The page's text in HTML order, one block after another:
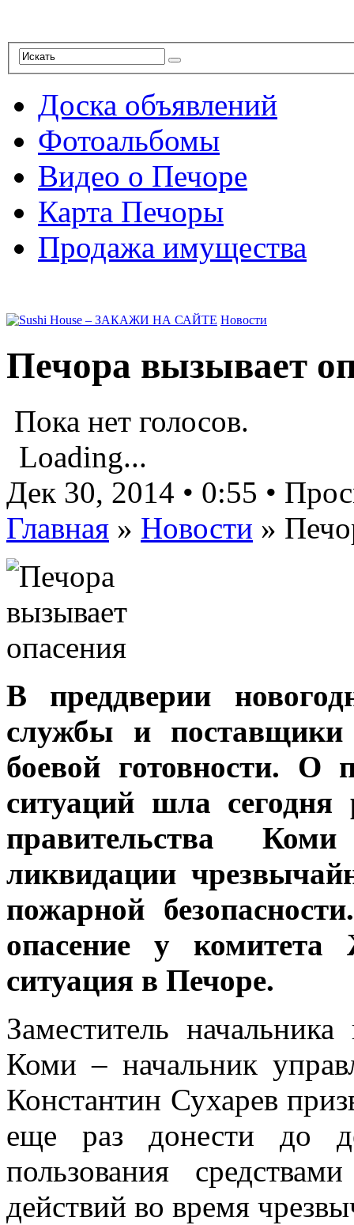
Доска объявлений
Фотоальбомы
Видео о Печоре
Карта Печоры
Продажа имущества
Новости
Печора вызывает
Пока нет голосов.
Loading...
Дек 30, 2014 • 0:55 •
Главная » Новости »
В преддверии
службы и
боевой готовности. О
ситуаций шла сегодня
правительства
ликвидации
пожарной
опасение у
ситуация в Печоре.
Заместитель
Коми – начальник
Константин Сухарев
еще раз донести до
пользования
действий во время